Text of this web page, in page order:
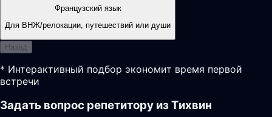
Французский язык
Для ВНЖ/релокации, путешествий или души
Назад
* Интерактивный подбор экономит время первой
встречи
Задать вопрос репетитору из Тихвин